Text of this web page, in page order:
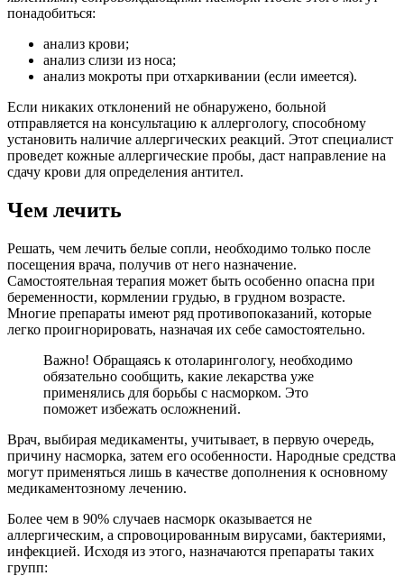
понадобиться:
анализ крови;
анализ слизи из носа;
анализ мокроты при отхаркивании (если имеется).
Если никаких отклонений не обнаружено, больной
отправляется на консультацию к аллергологу, способному
установить наличие аллергических реакций. Этот специалист
проведет кожные аллергические пробы, даст направление на
сдачу крови для определения антител.
Чем лечить
Решать, чем лечить белые сопли, необходимо только после
посещения врача, получив от него назначение.
Самостоятельная терапия может быть особенно опасна при
беременности, кормлении грудью, в грудном возрасте.
Многие препараты имеют ряд противопоказаний, которые
легко проигнорировать, назначая их себе самостоятельно.
Важно! Обращаясь к отоларингологу, необходимо
обязательно сообщить, какие лекарства уже
применялись для борьбы с насморком. Это
поможет избежать осложнений.
Врач, выбирая медикаменты, учитывает, в первую очередь,
причину насморка, затем его особенности. Народные средства
могут применяться лишь в качестве дополнения к основному
медикаментозному лечению.
Более чем в 90% случаев насморк оказывается не
аллергическим, а спровоцированным вирусами, бактериями,
инфекцией. Исходя из этого, назначаются препараты таких
групп: